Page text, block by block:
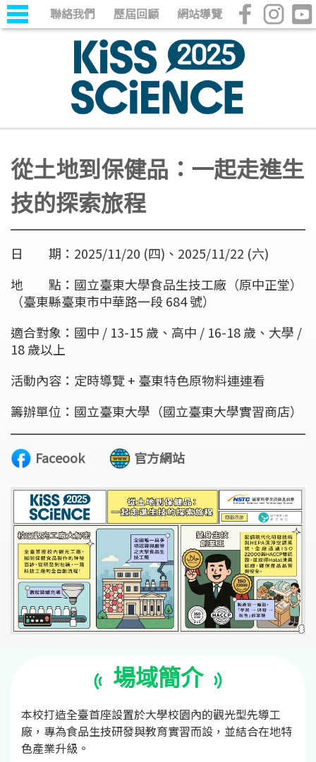
聯絡我們 歷屆回顧 網站導覽
從土地到保健品：一起走進生
技的探索旅程
日 期：2025/11/20 (四)、2025/11/22 (六)
地 點：國立臺東大學食品生技工廠（原中正堂）
（臺東縣臺東市中華路一段 684 號）
適合對象：國中 / 13-15 歲、高中 / 16-18 歲、大學 /
18 歲以上
活動內容：定時導覽 + 臺東特色原物料連連看
籌辦單位：國立臺東大學（國立臺東大學實習商店）
Faceook 官方網站
場域簡介
本校打造全臺首座設置於大學校園內的觀光型先導工
廠，專為食品生技研發與教育實習而設，並結合在地特
色產業升級。